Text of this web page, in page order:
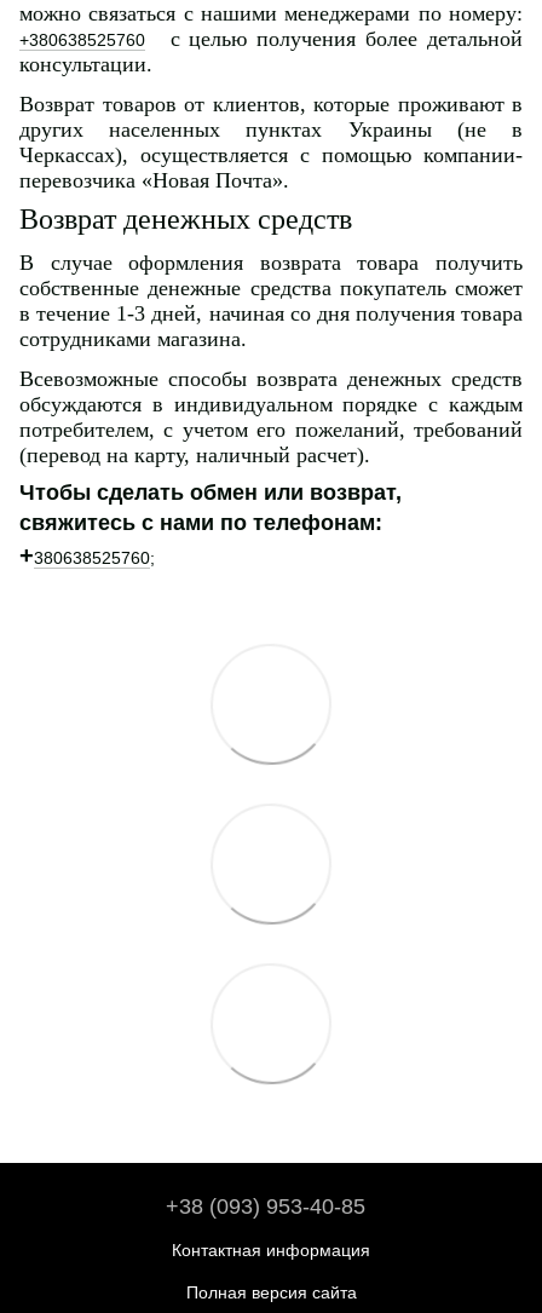
можно связаться с нашими менеджерами по номеру:
+380638525760
с целью получения более детальной
консультации.
Возврат товаров от клиентов, которые проживают в
других населенных пунктах Украины (не в
Черкассах), осуществляется с помощью компании-
перевозчика «Новая Почта».
Возврат денежных средств
В случае оформления возврата товара получить
собственные денежные средства покупатель сможет
в течение 1-3 дней, начиная со дня получения товара
сотрудниками магазина.
Всевозможные способы возврата денежных средств
обсуждаются в индивидуальном порядке с каждым
потребителем, с учетом его пожеланий, требований
(перевод на карту, наличный расчет).
Чтобы сделать обмен или возврат,
свяжитесь с нами по телефонам:
+380638525760;
+38 (093) 953-40-85
Контактная информация
Полная версия сайта